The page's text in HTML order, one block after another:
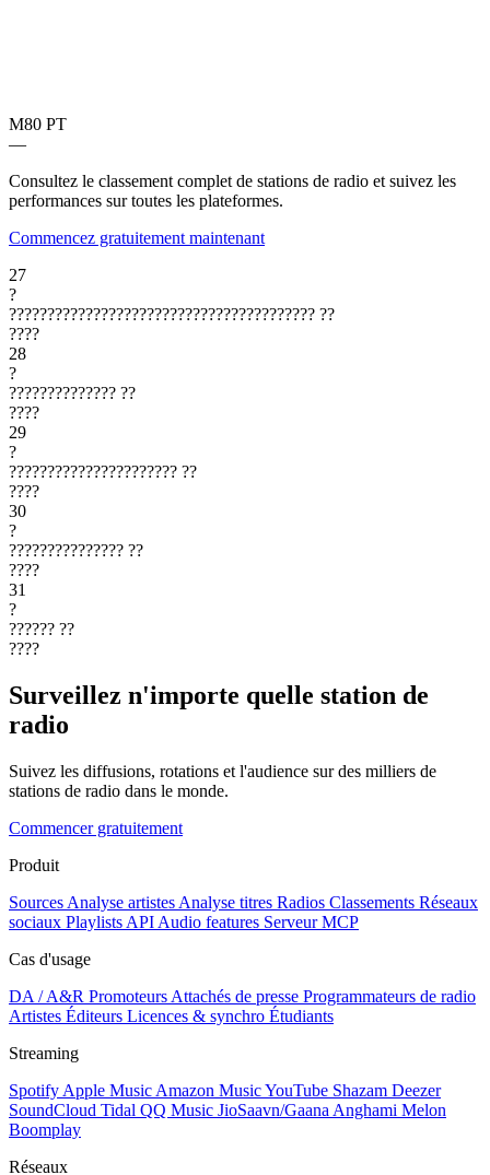
M80 PT
—
Consultez le classement complet de stations de radio et suivez les
performances sur toutes les plateformes.
Commencez gratuitement maintenant
27
?
???????????????????????????????????????? ??
????
28
?
?????????????? ??
????
29
?
?????????????????????? ??
????
30
?
??????????????? ??
????
31
?
?????? ??
????
Surveillez n'importe quelle station de
radio
Suivez les diffusions, rotations et l'audience sur des milliers de
stations de radio dans le monde.
Commencer gratuitement
Produit
Sources Analyse artistes Analyse titres Radios Classements Réseaux
sociaux Playlists API Audio features Serveur MCP
Cas d'usage
DA / A&R Promoteurs Attachés de presse Programmateurs de radio
Artistes Éditeurs Licences & synchro Étudiants
Streaming
Spotify Apple Music Amazon MusicYouTube Shazam Deezer
SoundCloud Tidal QQ Music JioSaavn/Gaana Anghami Melon
Boomplay
Réseaux